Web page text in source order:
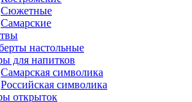
Сюжетные
Самарские
настольные
для напитков
Самарская символика
Российская символика
открыток